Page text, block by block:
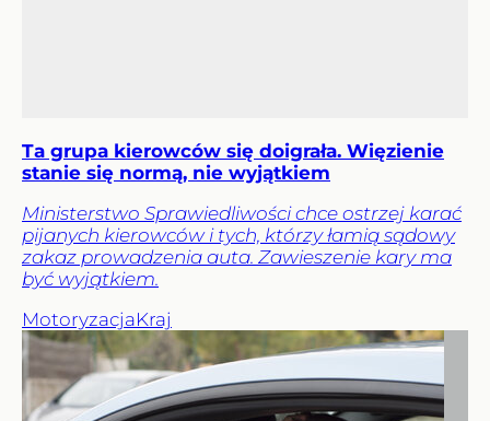
Ta grupa kierowców się doigrała. Więzienie
stanie się normą, nie wyjątkiem
Ministerstwo Sprawiedliwości chce ostrzej karać
pijanych kierowców i tych, którzy łamią sądowy
zakaz prowadzenia auta. Zawieszenie kary ma
być wyjątkiem.
MotoryzacjaKraj